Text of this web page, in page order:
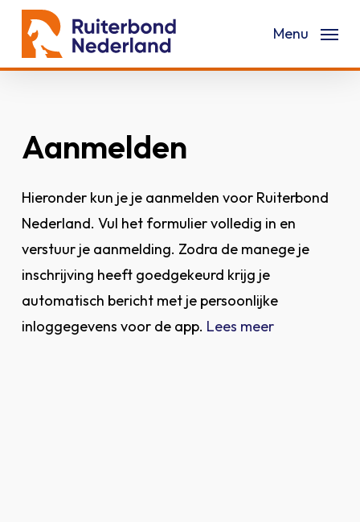
Skip
main
Menu
Aanmelden
Hieronder kun je je aanmelden voor Ruiterbond
Nederland. Vul het formulier volledig in en
verstuur je aanmelding. Zodra de manege je
inschrijving heeft goedgekeurd krijg je
automatisch bericht met je persoonlijke
inloggegevens voor de app. Lees meer